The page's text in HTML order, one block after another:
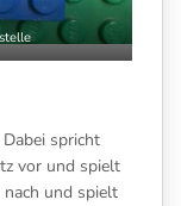
spricht
vor und spielt
und spielt